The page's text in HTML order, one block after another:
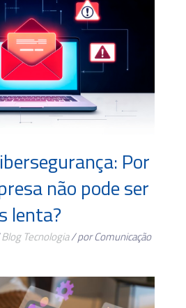
Por
não pode ser
lenta?
Blog Tecnologia/ por Comunicação